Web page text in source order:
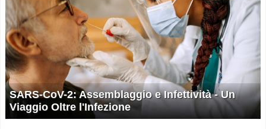
SARS-CoV-2: Assemblaggio e Infettività - Un
Viaggio Oltre l'Infezione